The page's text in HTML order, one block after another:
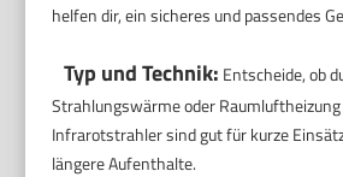
helfen dir, ein sicheres und passendes
Typ und Technik: Entscheide, ob
Strahlungswärme oder
Infrarotstrahler sind gut für kurze
längere Aufenthalte.